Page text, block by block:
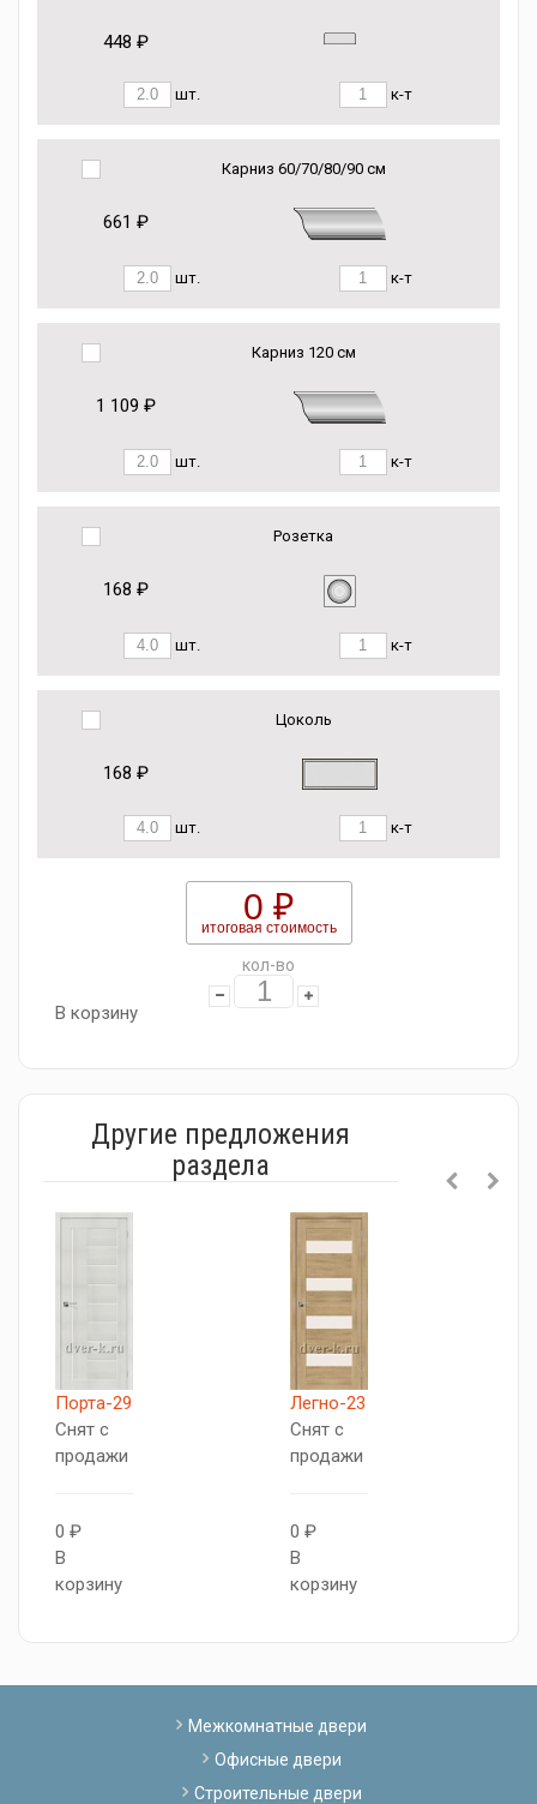
448 ₽
шт. к-т
Карниз 60/70/80/90 см
661 ₽
шт. к-т
Карниз 120 см
1 109 ₽
шт. к-т
Розетка
168 ₽
шт. к-т
Цоколь
168 ₽
шт. к-т
0 ₽
итоговая стоимость
кол-во
В корзину
Другие предложения
раздела
Порта-29
Снят с
продажи
0 ₽
В
корзину
Легно-23
Снят с
продажи
0 ₽
В
корзину
Межкомнатные двери
Офисные двери
Строительные двери